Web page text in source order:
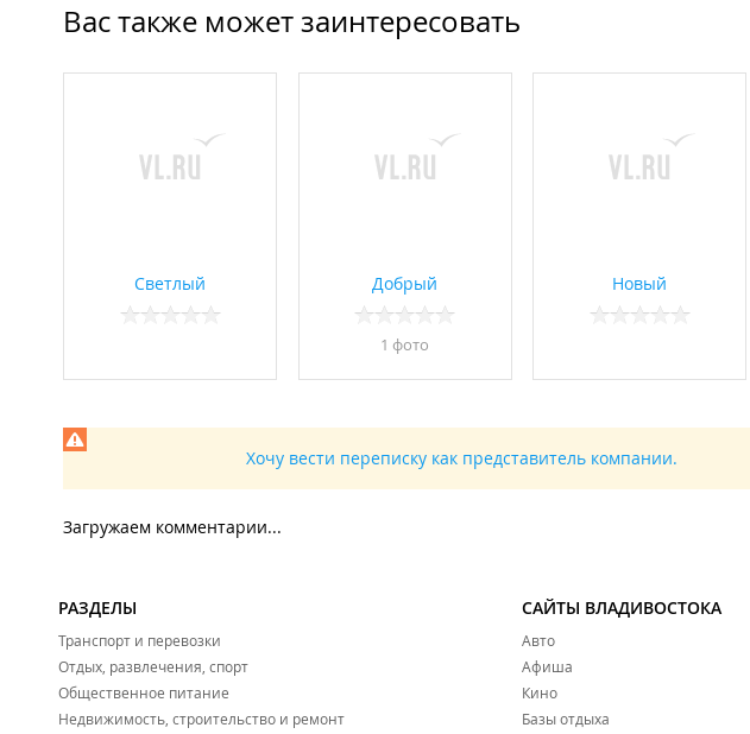
Вас также может заинтересовать
Светлый Добрый
1 фото
Новый
Хочу вести переписку как представитель компании.
Загружаем комментарии...
РАЗДЕЛЫ
Транспорт и перевозки
Отдых, развлечения, спорт
Общественное питание
Недвижимость, строительство и ремонт
САЙТЫ ВЛАДИВОСТОКА
Авто
Афиша
Кино
Базы отдыха